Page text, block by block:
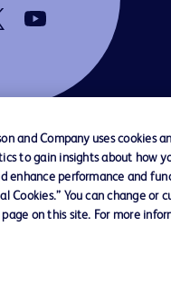
Préférences en
and Company uses cookies
to gain insights about how
enhance performance and
Cookies.” You can change or
on this site. For more